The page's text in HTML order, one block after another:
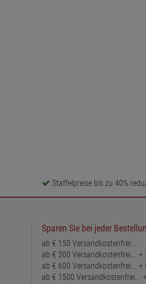
Staffelpreise bis zu 40%
Sparen Sie bei jeder
ab € 150 Versandkostenfrei...
ab € 300 Versandkostenfrei... +
ab € 600 Versandkostenfrei... +
ab € 1500 Versandkostenfrei...